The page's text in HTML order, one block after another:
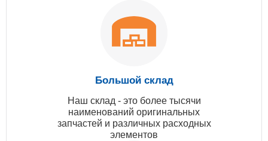
Большой склад
Наш склад - это более тысячи
наименований оригинальных
запчастей и различных расходных
элементов